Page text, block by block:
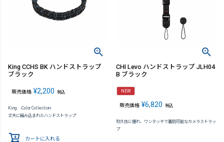
King CCHS BK ハンドストラップ
ブラック
販売価格 ¥2,200 税込
King -Color Collection-
丈夫に編み込まれたハンドストラップ
カートに入れる
CHI Levo ハンドストラップ JLH04
B ブラック
NEW
販売価格 ¥6,820 税込
耐久性に優れ、ワンタッチで着脱可能なカメラストラッ
プ